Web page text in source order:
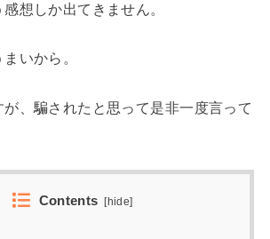
想しか出てきません。
いから。
、騙されたと思って是非一度言って
Contents [hide]